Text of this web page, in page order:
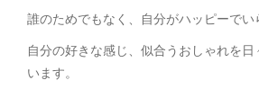
誰のためでもなく、自分がハッピーでい
自分の好きな感じ、似合うおしゃれを
います。